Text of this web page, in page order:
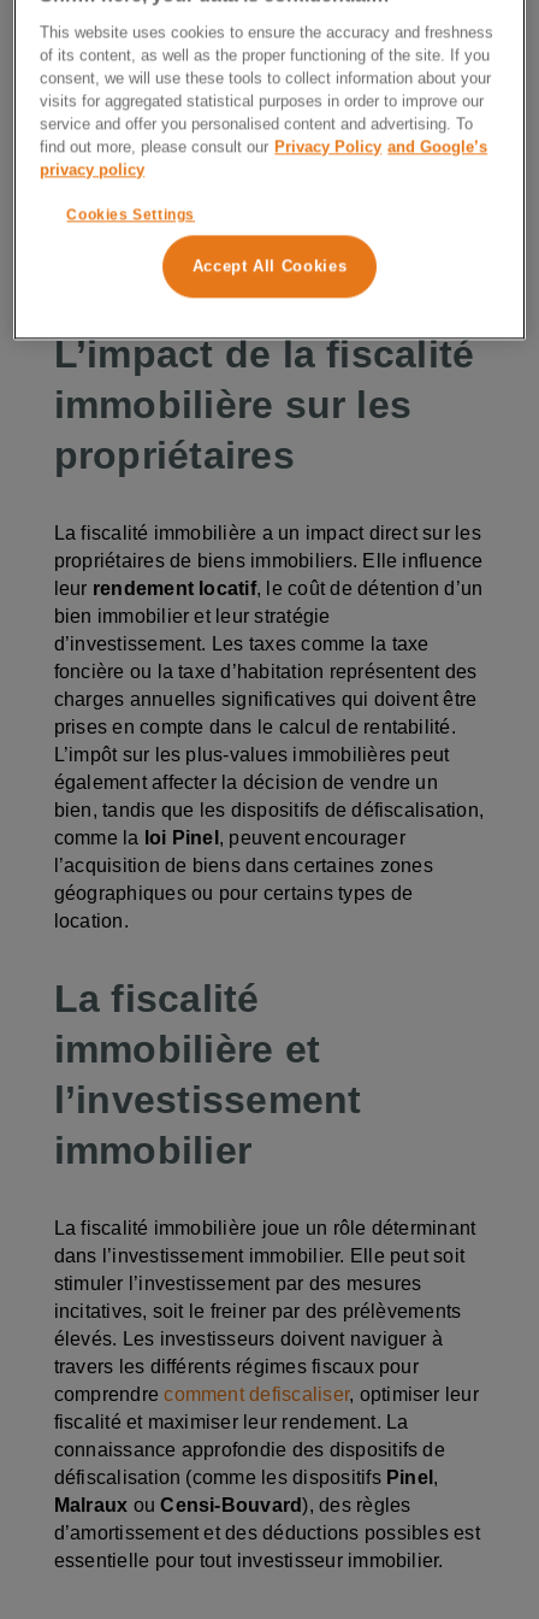
par l’État ou les collectivités locales sur les
transactions, la possession, la location et la
transmission de biens immobiliers. Cette fiscalité
s’applique aux particuliers comme aux
entreprises et touche aussi bien les
résidences
principales
les services publics, réguler le marché
immobilier, et encourager ou décourager certains
comportements économiques.
L’impact de la fiscalité
immobilière sur les
propriétaires
La fiscalité immobilière a un impact direct sur les
propriétaires de biens immobiliers. Elle influence
leur rendement locatif, le coût de détention d’un
bien immobilier et leur stratégie
d’investissement. Les taxes comme la taxe
foncière ou la taxe d’habitation représentent des
charges annuelles significatives qui doivent être
prises en compte dans le calcul de rentabilité.
L’impôt sur les plus-values immobilières peut
également affecter la décision de vendre un
bien, tandis que les dispositifs de défiscalisation,
comme la loi Pinel , peuvent encourager
l’acquisition de biens dans certaines zones
géographiques ou pour certains types de
location.
La fiscalité
immobilière et
l’investissement
immobilier
La fiscalité immobilière joue un rôle déterminant
dans l’investissement immobilier. Elle peut soit
stimuler l’investissement par des mesures
incitatives, soit le freiner par des prélèvements
élevés. Les investisseurs doivent naviguer à
travers les différents régimes fiscaux pour
comprendrecomment defiscaliser, optimiser leur
fiscalité et maximiser leur rendement. La
connaissance approfondie des dispositifs de
défiscalisation (comme les dispositifs Pinel ,
Malraux ouCensi-Bouvard), des règles
d’amortissement et des déductions possibles est
essentielle pour tout investisseur immobilier.
This website uses cookies to ensure the accuracy and freshness
of its content, as well as the proper functioning of the site. If you
consent, we will use these tools to collect information about your
visits for aggregated statistical purposes in order to improve our
service and offer you personalised content and advertising. To
find out more, please consult our Privacy Policy and Google’s
privacy policy
Cookies Settings
Accept All Cookies